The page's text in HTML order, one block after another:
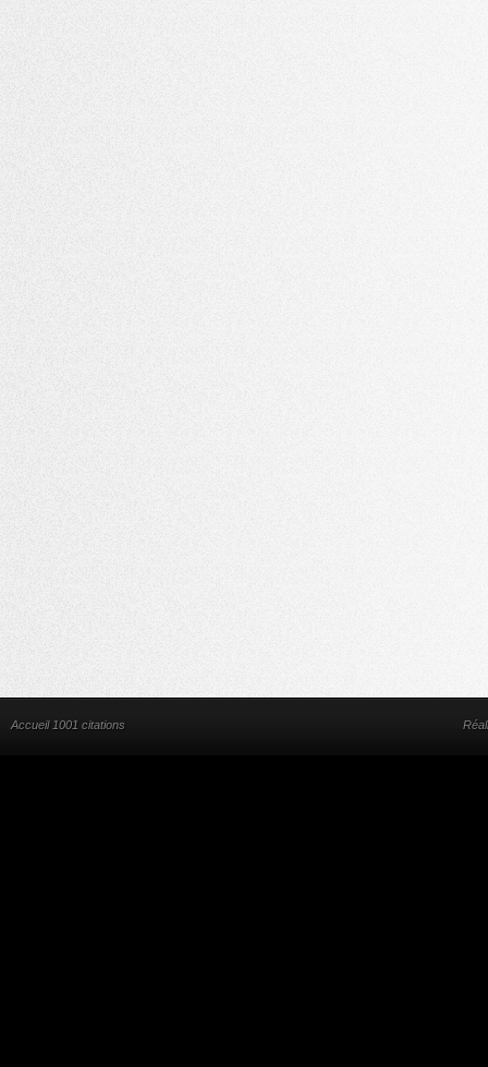
Accueil 1001 citations